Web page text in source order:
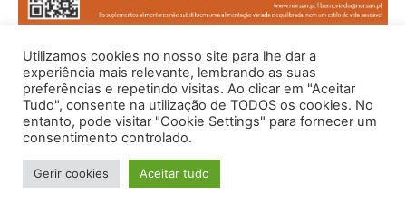
© 1996 - 2026 -Saúde e Bem Estar - Hosted and Designed By
Utilizamos cookies no nosso site para lhe dar a
experiência mais relevante, lembrando as suas
preferências e repetindo visitas. Ao clicar em "Aceitar
Tudo", consente na utilização de TODOS os cookies. No
entanto, pode visitar "Cookie Settings" para fornecer um
consentimento controlado.
Gerir cookies Aceitar tudo